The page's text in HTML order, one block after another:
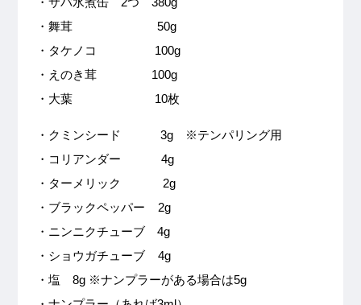
・舞茸 50g
・タケノコ 100g
・えのき茸 100g
・大葉 10枚
・クミンシード 3g ※テンパリング用
・コリアンダー 4g
・ターメリック 2g
・ブラックペッパー 2g
・ニンニクチューブ 4g
・ショウガチューブ 4g
・塩 8g ※ナンプラーがある場合は5g